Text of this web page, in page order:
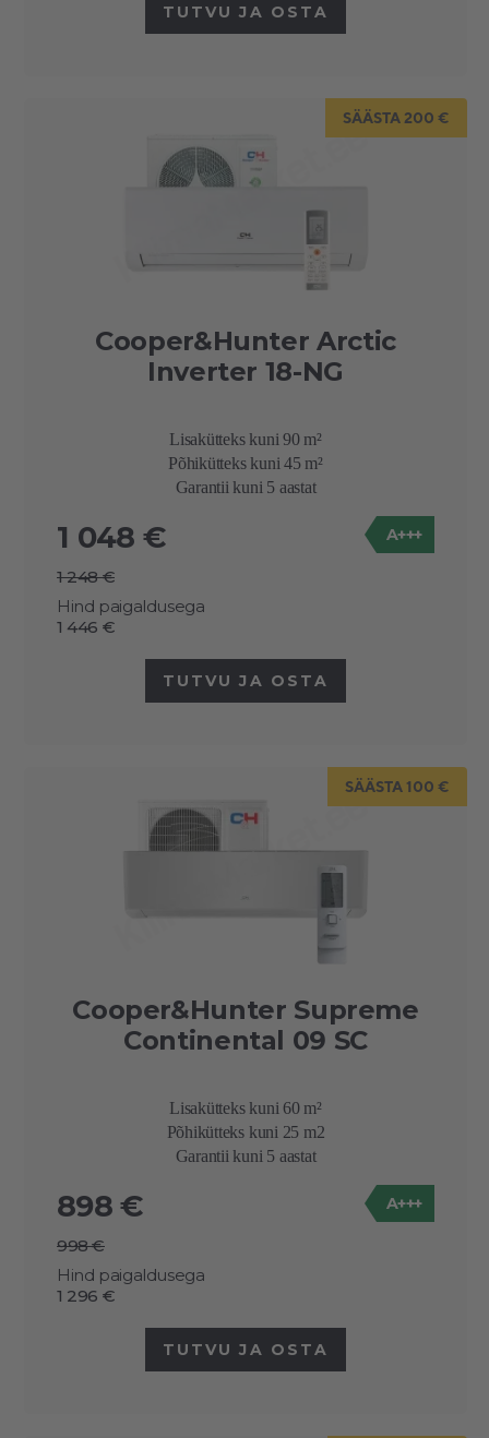
TUTVU JA OSTA
SÄÄSTA 200 €
Cooper&Hunter Arctic
Inverter 18-NG
Lisakütteks kuni 90 m²
Põhikütteks kuni 45 m²
Garantii kuni 5 aastat
1 048 €
1 248 €
Hind paigaldusega
1 446 €
A+++
TUTVU JA OSTA
SÄÄSTA 100 €
Cooper&Hunter Supreme
Continental 09 SC
Lisakütteks kuni 60 m²
Põhikütteks kuni 25 m2
Garantii kuni 5 aastat
898 €
998 €
Hind paigaldusega
1 296 €
A+++
TUTVU JA OSTA